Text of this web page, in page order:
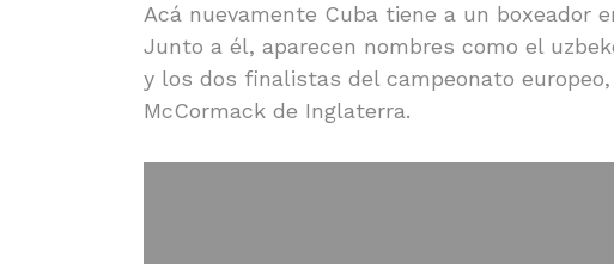
Acá nuevamente Cuba tiene a un boxeador
Junto a él, aparecen nombres como el
y los dos finalistas del campeonato
McCormack de Inglaterra.